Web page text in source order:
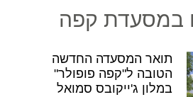
במסעדת קפה
תואר המסעדה החדשה
הטובה ל"קפה פופולר"
במלון ג'ייקובס סמואל